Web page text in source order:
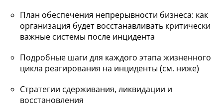
План обеспечения непрерывности бизнеса: как
организация будет восстанавливать критически
важные системы после инцидента
Подробные шаги для каждого этапа жизненного
цикла реагирования на инциденты (см. ниже)
Стратегии сдерживания, ликвидации и
восстановления